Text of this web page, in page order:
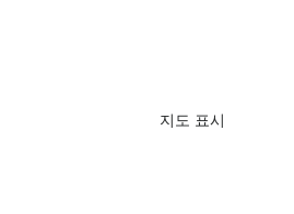
지도 표시